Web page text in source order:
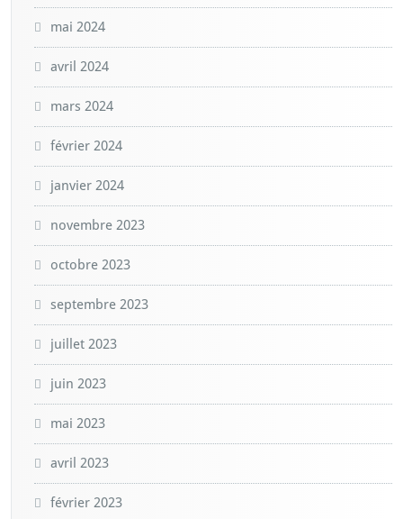
mai 2024
avril 2024
mars 2024
février 2024
janvier 2024
novembre 2023
octobre 2023
septembre 2023
juillet 2023
juin 2023
mai 2023
avril 2023
février 2023